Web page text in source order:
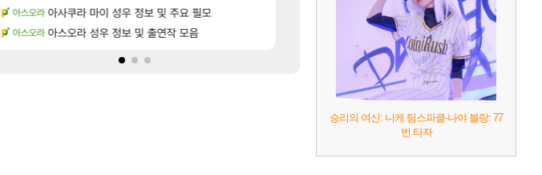
메이플 씨발 컬프프 클릭 미스낫네 [120]
메이플 ☆무료☆ 템세팅 사이트 개발자입니다
이거 진짜 뭐라는거야? [96]
아이고... 길드내에서 쿠데타 일어났네
아스오라 아사쿠라 마이 성우 정보 및 주요 필모
아스오라 아스오라 성우 정보 및 출연작 모음
프롤로그 테스트를 마치고.. (feat. 리아)
8월 28일 넷플릭스에서 예고편 공개 예정
승리의 여신: 니케 팀스파클-나야 블랑: 77
번 타자